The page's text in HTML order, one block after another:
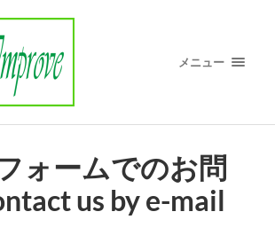
メニュー
ォームでのお問
us by e-mail